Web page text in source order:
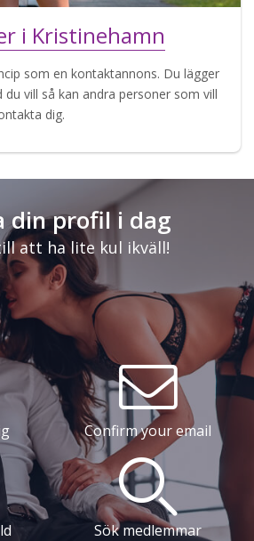
i Kristinehamn
som en kontaktannons. Du lägger
du vill så kan andra personer som vill
dig.
din profil i dag
att ha lite kul ikväll!
Confirm your email
Sök medlemmar